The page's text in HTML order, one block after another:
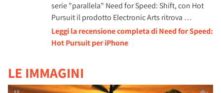
serie "parallela" Need for Speed: Shift, con Hot
Pursuit il prodotto Electronic Arts ritrova …
Leggi la recensione completa di Need for Speed:
Hot Pursuit per iPhone
LE IMMAGINI